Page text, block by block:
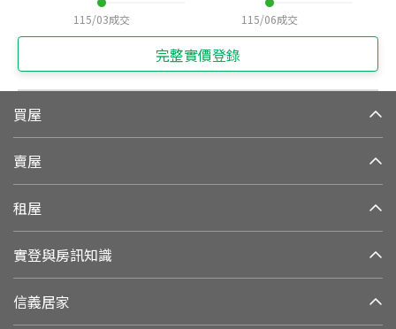
115/03成交 115/06成交
完整實價登錄
買屋
賣屋
租屋
實登與房訊知識
信義居家